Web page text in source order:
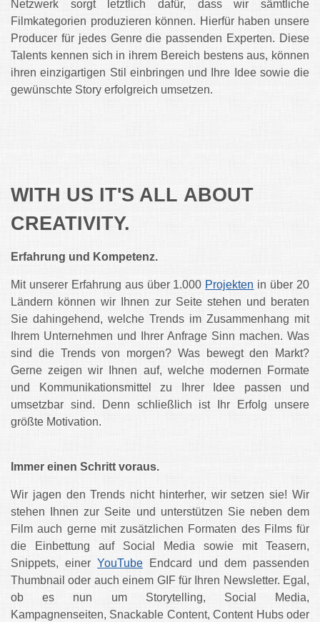
Netzwerk sorgt letztlich dafür, dass wir sämtliche
Filmkategorien produzieren können. Hierfür haben unsere
Producer für jedes Genre die passenden Experten. Diese
Talents kennen sich in ihrem Bereich bestens aus, können
ihren einzigartigen Stil einbringen und Ihre Idee sowie die
gewünschte Story erfolgreich umsetzen.
WITH US IT'S ALL ABOUT
CREATIVITY.
Erfahrung und Kompetenz.
Mit unserer Erfahrung aus über 1.000 Projekten in über 20
Ländern können wir Ihnen zur Seite stehen und beraten
Sie dahingehend, welche Trends im Zusammenhang mit
Ihrem Unternehmen und Ihrer Anfrage Sinn machen. Was
sind die Trends von morgen? Was bewegt den Markt?
Gerne zeigen wir Ihnen auf, welche modernen Formate
und Kommunikationsmittel zu Ihrer Idee passen und
umsetzbar sind. Denn schließlich ist Ihr Erfolg unsere
größte Motivation.
Immer einen Schritt voraus.
Wir jagen den Trends nicht hinterher, wir setzen sie! Wir
stehen Ihnen zur Seite und unterstützen Sie neben dem
Film auch gerne mit zusätzlichen Formaten des Films für
die Einbettung auf Social Media sowie mit Teasern,
Snippets, einer YouTube Endcard und dem passenden
Thumbnail oder auch einem GIF für Ihren Newsletter. Egal,
ob es nun um Storytelling, Social Media,
Kampagnenseiten, Snackable Content, Content Hubs oder